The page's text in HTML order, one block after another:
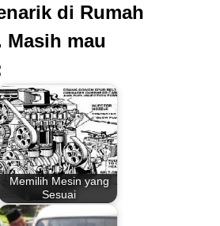
di Rumah
Masih mau
Memilih Mesin yang
Sesuai